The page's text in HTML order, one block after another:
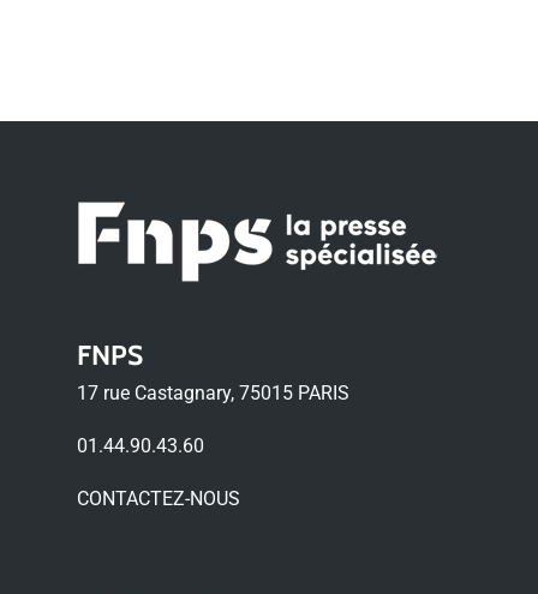
FNPS
17 rue Castagnary, 75015 PARIS
01.44.90.43.60
CONTACTEZ-NOUS